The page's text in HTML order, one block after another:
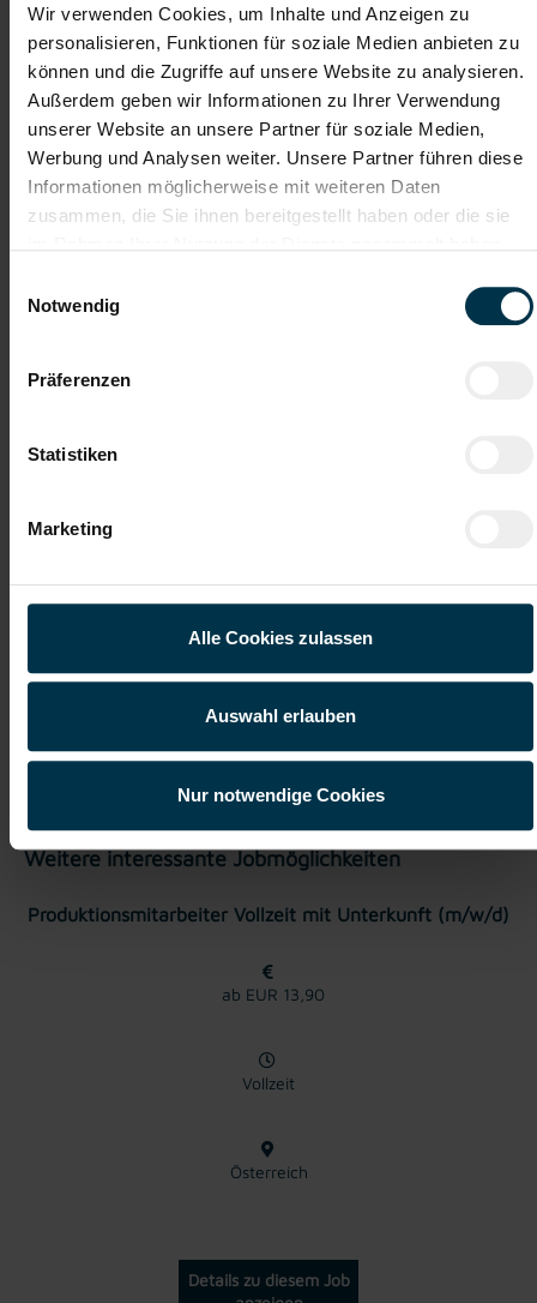
Wir verwenden Cookies, um Inhalte und Anzeigen zu
personalisieren, Funktionen für soziale Medien anbieten zu
können und die Zugriffe auf unsere Website zu analysieren.
Außerdem geben wir Informationen zu Ihrer Verwendung
unserer Website an unsere Partner für soziale Medien,
Werbung und Analysen weiter. Unsere Partner führen diese
Informationen möglicherweise mit weiteren Daten
zusammen, die Sie ihnen bereitgestellt haben oder die sie
Notwendig
Präferenzen
Statistiken
Marketing
Alle Cookies zulassen
Auswahl erlauben
Nur notwendige Cookies
Gehalt
Erwartbares Jahreseinkommen von rund EUR 60.000 netto vor
Einkommensteuer
TTI AUSTRIA
Wir verstehen, dass es schwierig sein kann, den perfekten Job
zu finden, aber genau das ist unser Ziel: Einen Arbeitsplatz zu
Karriereweg zu begleiten.
zahlreichen Jobangeboten in verschiedenen Branchen und
Karriere-Coaching mit der
besten Jobberatung
Zahlreiche Stellenangebote
in der regionalen Wirtschaft
mit nur 1 Bewerbung
Soziale Absicherung durch
Fairnessabkommen
sowie Aufstiegsmöglichkeiten
Weitere interessante Jobmöglichkeiten
Produktionsmitarbeiter Vollzeit mit Unterkunft (m/w/d)
ab EUR 13,90
Vollzeit
Österreich
Details zu diesem Job